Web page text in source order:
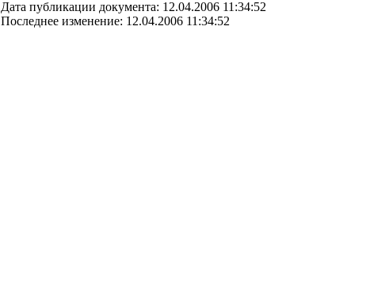
Дата публикации документа: 12.04.2006 11:34:52
Последнее изменение: 12.04.2006 11:34:52